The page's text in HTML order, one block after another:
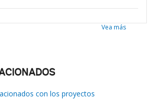
Vea más
con los proyectos